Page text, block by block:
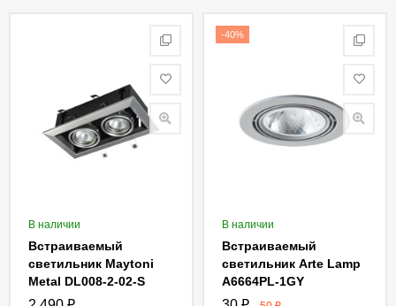
В наличии
Встраиваемый
светильник Maytoni
Metal DL008-2-02-S
-40%
В наличии
Встраиваемый
светильник Arte Lamp
A6664PL-1GY